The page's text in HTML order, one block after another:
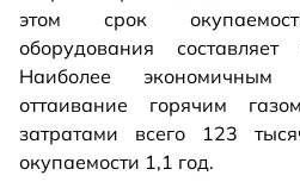
этом срок
оборудования
Наиболее экономичным
оттаивание горячим
затратами всего 123
окупаемости 1,1 год.